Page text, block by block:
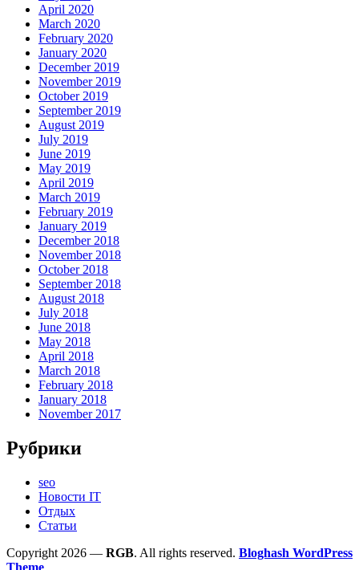
April 2020
March 2020
February 2020
January 2020
December 2019
November 2019
October 2019
September 2019
August 2019
July 2019
June 2019
May 2019
April 2019
March 2019
February 2019
January 2019
December 2018
November 2018
October 2018
September 2018
August 2018
July 2018
June 2018
May 2018
April 2018
March 2018
February 2018
January 2018
November 2017
Рубрики
seo
Новости IT
Отдых
Статьи
Copyright 2026 — RGB. All rights reserved. Bloghash WordPress
Theme